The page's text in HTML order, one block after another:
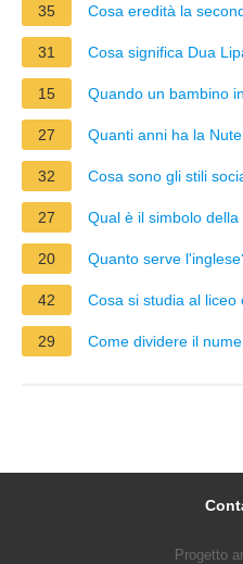
35 Cosa eredità la
31 Cosa significa Dua
15 Quando un bambino
27 Quanti anni ha la
32 Cosa sono gli stili
27 Qual è il simbolo
20 Quanto serve
42 Cosa si studia al liceo
29 Come dividere il
Progetto